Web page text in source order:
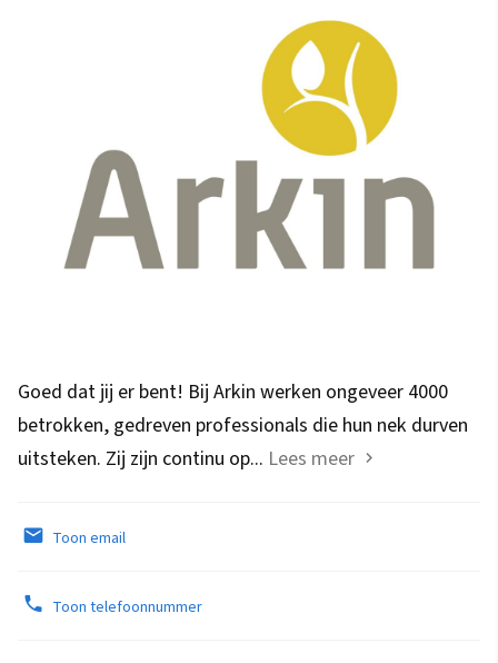
Goed dat jij er bent! Bij Arkin werken ongeveer 4000
betrokken, gedreven professionals die hun nek durven
uitsteken. Zij zijn continu op... Lees meer
Toon email
Toon telefoonnummer